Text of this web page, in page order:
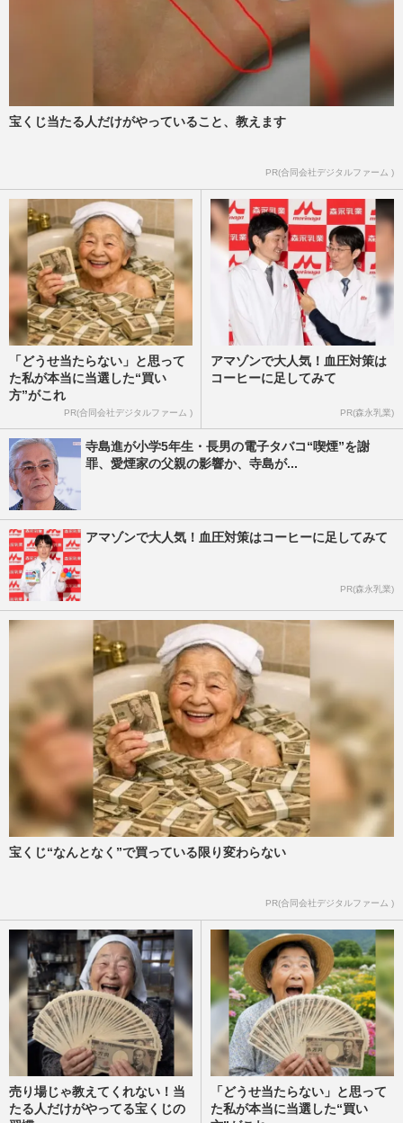
宝くじ当たる人だけがやっていること、教えます
PR(合同会社デジタルファーム )
「どうせ当たらない」と思って
た私が本当に当選した“買い
方”がこれ
PR(合同会社デジタルファーム )
アマゾンで大人気！血圧対策は
コーヒーに足してみて
PR(森永乳業)
寺島進が小学5年生・長男の電子タバコ“喫煙”を謝
罪、愛煙家の父親の影響か、寺島が...
アマゾンで大人気！血圧対策はコーヒーに足してみて
PR(森永乳業)
宝くじ“なんとなく”で買っている限り変わらない
PR(合同会社デジタルファーム )
売り場じゃ教えてくれない！当
たる人だけがやってる宝くじの
「どうせ当たらない」と思って
た私が本当に当選した“買い